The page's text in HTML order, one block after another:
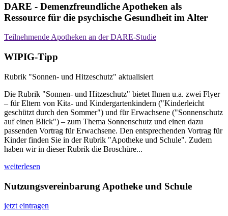
DARE - Demenzfreundliche Apotheken als
Ressource für die psychische Gesundheit im Alter
Teilnehmende Apotheken an der DARE-Studie
WIPIG-Tipp
Rubrik "Sonnen- und Hitzeschutz" aktualisiert
Die Rubrik "Sonnen- und Hitzeschutz" bietet Ihnen u.a. zwei Flyer
– für Eltern von Kita- und Kindergartenkindern ("Kinderleicht
geschützt durch den Sommer") und für Erwachsene ("Sonnenschutz
auf einen Blick") – zum Thema Sonnenschutz und einen dazu
passenden Vortrag für Erwachsene. Den entsprechenden Vortrag für
Kinder finden Sie in der Rubrik "Apotheke und Schule". Zudem
haben wir in dieser Rubrik die Broschüre...
weiterlesen
Nutzungsvereinbarung Apotheke und Schule
jetzt eintragen